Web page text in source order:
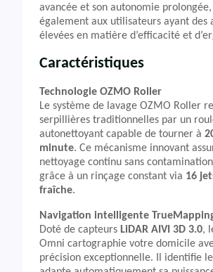
avancée et son autonomie
également aux utilisateurs ayant des
élevées en matière d’efficacité et
Caractéristiques
Technologie OZMO Roller
Le système de lavage OZMO Roller
serpillières traditionnelles par un
autonettoyant capable de tourner à
minute. Ce mécanisme innovant
nettoyage continu sans
grâce à un rinçage constant via 16
fraîche.
Navigation intelligente
Doté de capteurs LiDAR AIVI 3D 3.0,
Omni cartographie votre domicile
précision exceptionnelle. Il identifie